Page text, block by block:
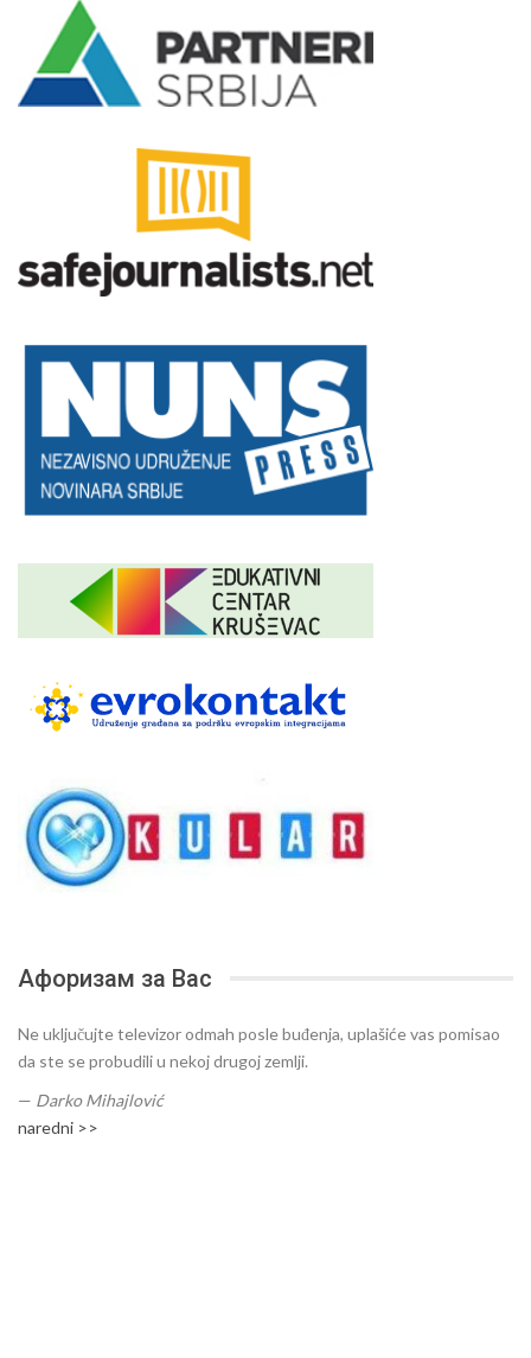
Афоризам за Вас
Ne uključujte televizor odmah posle buđenja, uplašiće vas pomisao
da ste se probudili u nekoj drugoj zemlji.
— Darko Mihajlović
naredni >>